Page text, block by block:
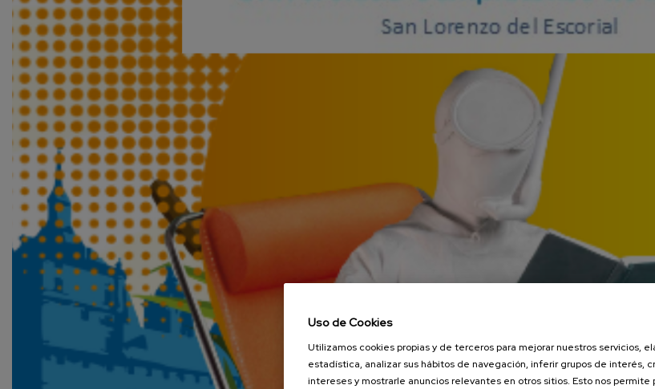
Uso de Cookies
Utilizamos cookies propias y de terceros para mejorar nuestros servicios,
estadística, analizar sus hábitos de navegación, inferir grupos de interés,
intereses y mostrarle anuncios relevantes en otros sitios. Esto nos